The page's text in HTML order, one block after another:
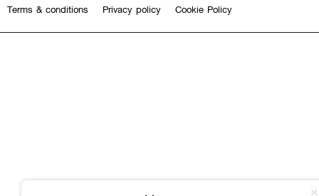
Terms & conditions
Privacy policy Cookie Policy